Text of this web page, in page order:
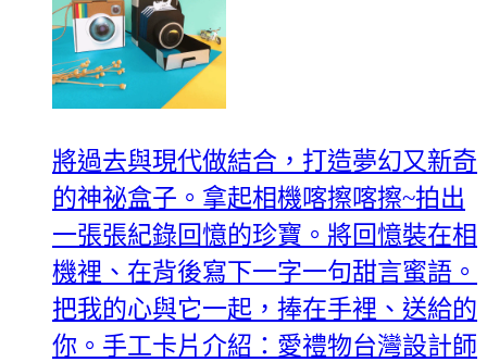
將過去與現代做結合，打造夢幻又新奇
的神祕盒子。拿起相機喀擦喀擦~拍出
一張張紀錄回憶的珍寶。將回憶裝在相
機裡、在背後寫下一字一句甜言蜜語。
把我的心與它一起，捧在手裡、送給的
你。手工卡片介紹：愛禮物台灣設計師